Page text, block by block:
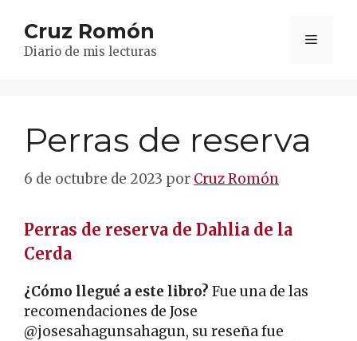
contenido
Cruz Romón
Diario de mis lecturas
Menú
Perras de reserva
6 de octubre de 2023 por Cruz Romón
Perras de reserva de Dahlia de la
Cerda
¿Cómo llegué a este libro? Fue una de las
recomendaciones de Jose
@josesahagunsahagun, su reseña fue